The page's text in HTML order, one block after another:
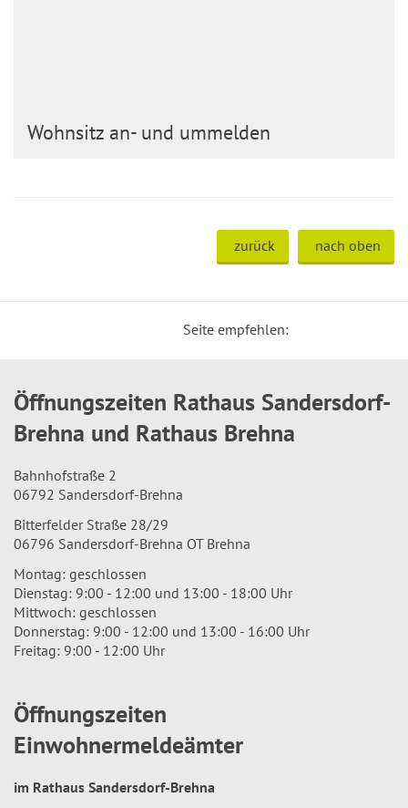
Wohnsitz an- und ummelden
zurück nach oben
Seite empfehlen:
Öffnungszeiten Rathaus Sandersdorf-
Brehna und Rathaus Brehna
Bahnhofstraße 2
06792 Sandersdorf-Brehna
Bitterfelder Straße 28/29
06796 Sandersdorf-Brehna OT Brehna
Montag: geschlossen
Dienstag: 9:00 - 12:00 und 13:00 - 18:00 Uhr
Mittwoch: geschlossen
Donnerstag: 9:00 - 12:00 und 13:00 - 16:00 Uhr
Freitag: 9:00 - 12:00 Uhr
Öffnungszeiten
Einwohnermeldeämter
im Rathaus Sandersdorf-Brehna